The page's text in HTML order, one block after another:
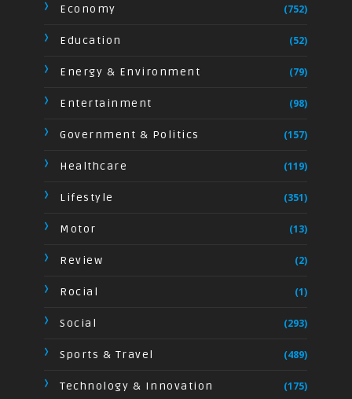
Economy (752)
Education (52)
Energy & Environment (79)
Entertainment (98)
Government & Politics (157)
Healthcare (119)
Lifestyle (351)
Motor (13)
Review (2)
Rocial (1)
Social (293)
Sports & Travel (489)
Technology & Innovation (175)